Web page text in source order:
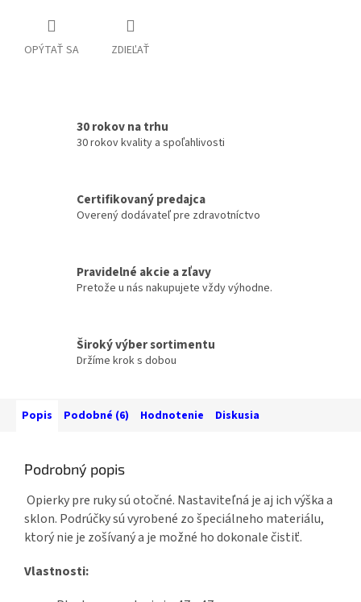
OPÝTAŤ SA ZDIEĽAŤ
30 rokov na trhu
30 rokov kvality a spoľahlivosti
Certifikovaný predajca
Overený dodávateľ pre zdravotníctvo
Pravidelné akcie a zľavy
Pretože u nás nakupujete vždy výhodne.
Široký výber sortimentu
Držíme krok s dobou
Popis Podobné (6) Hodnotenie Diskusia
Podrobný popis
Opierky pre ruky sú otočné. Nastaviteľná je aj ich výška a
sklon. Podrúčky sú vyrobené zo špeciálneho materiálu,
ktorý nie je zošívaný a je možné ho dokonale čistiť.
Vlastnosti: